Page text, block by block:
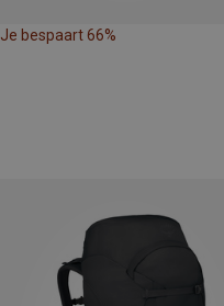
Je bespaart 66%